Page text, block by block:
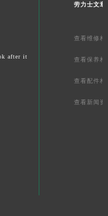
after it
劳力士文章
查看维修相
查看保养相
查看配件相
查看新闻资